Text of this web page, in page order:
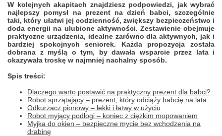
W kolejnych akapitach znajdziesz podpowiedzi, jak wybrać
najlepszy pomysł na prezent na dzień babci, szczególnie
taki, który ułatwi jej codzienność, zwiększy bezpieczeństwo i
doda energii na ulubione aktywności. Zestawienie obejmuje
praktyczne urządzenia, idealne zarówno dla aktywnych, jak i
bardziej spokojnych seniorek. Każda propozycja została
dobrana z myślą o tym, by dawała wsparcie przez lata i
okazywała troskę w najmniej nachalny sposób.
Spis treści:
Dlaczego warto postawić na praktyczny prezent dla babci?
Robot sprzątający – prezent, który odciąży babcię na lata
Odkurzacz pionowy – lekki i łatwy w użyciu
Robot myjący podłogi – koniec z ciężkim mopowaniem
Myjka do okien – bezpieczne mycie bez wchodzenia na
drabinę